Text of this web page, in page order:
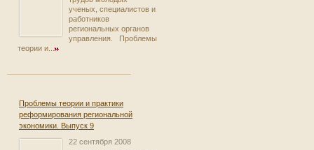
ученых, специалистов и
работников
региональных органов
управления. Проблемы
теории и...
Проблемы теории и практики
реформирования региональной
экономики. Выпуск 9
22 сентября 2008